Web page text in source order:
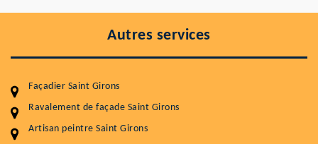
Autres services
Façadier Saint Girons
Ravalement de façade Saint Girons
Artisan peintre Saint Girons